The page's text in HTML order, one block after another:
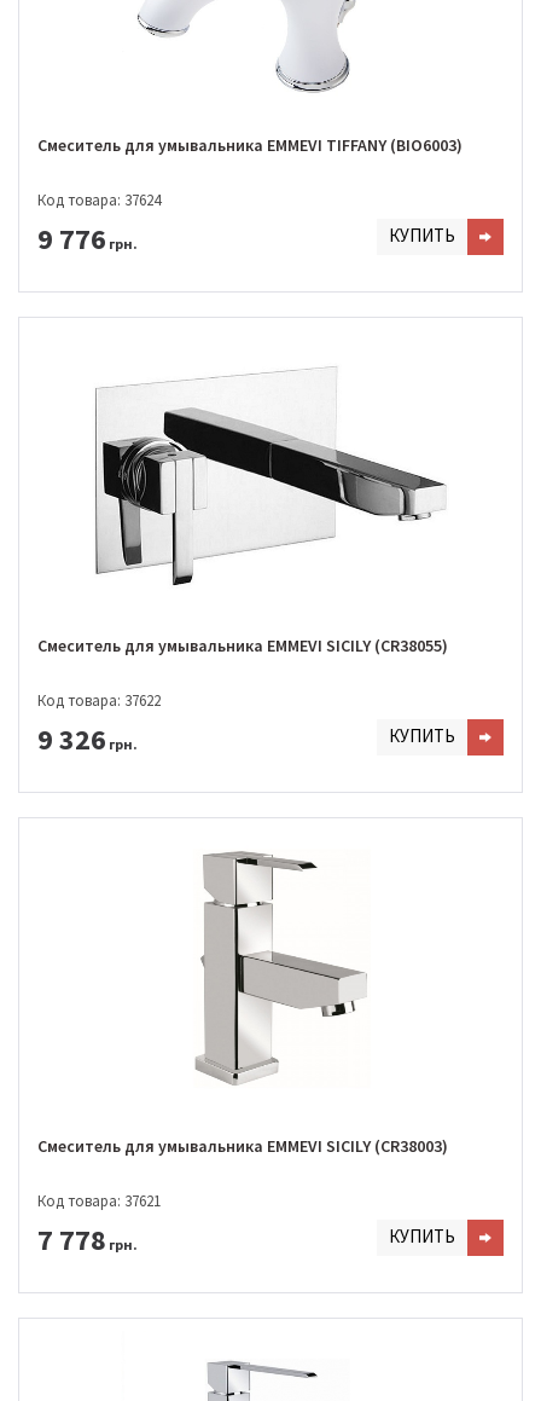
Смеситель для умывальника EMMEVI TIFFANY (BIO6003)
Код товара: 37624
9 776 грн. КУПИТЬ
Смеситель для умывальника EMMEVI SICILY (CR38055)
Код товара: 37622
9 326 грн. КУПИТЬ
Смеситель для умывальника EMMEVI SICILY (CR38003)
Код товара: 37621
7 778 грн. КУПИТЬ